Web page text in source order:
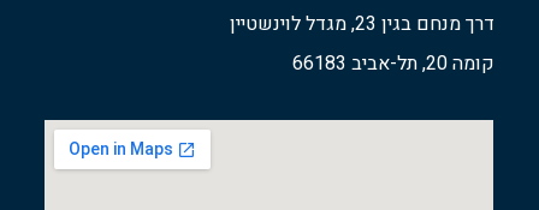
דרך מנחם בגין 23, מגדל לוינשטיין
קומה 20, תל-אביב 66183